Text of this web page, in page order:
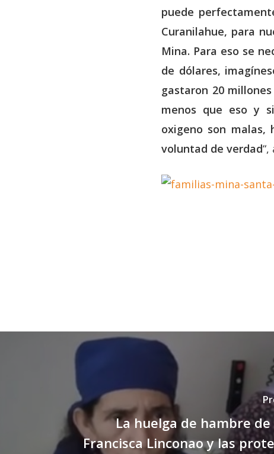
puede
Curanilahue, para
Mina. Para eso se
de dólares,
gastaron 20
menos que eso y
oxigeno son malas,
voluntad de verdad
La huelga de hambre de
Francisca Linconao y las